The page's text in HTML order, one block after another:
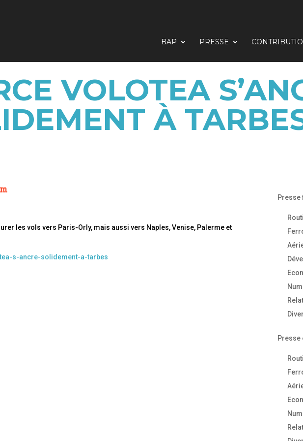
BAP PRESSE
VOLOTEA
À
les vols vers Paris-Orly, mais aussi vers Naples, Venise, Palerme et
s-ancre-solidement-a-tarbes
Presse
Presse